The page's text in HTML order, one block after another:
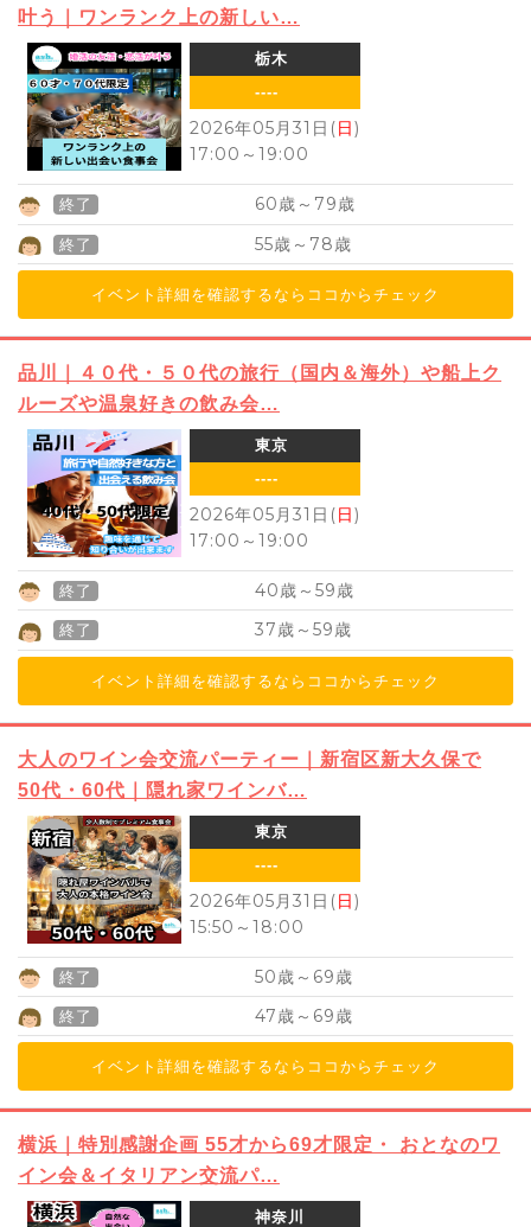
叶う｜ワンランク上の新しい…
栃木
----
2026年05月31日(日)
17:00 ～ 19:00
終了 60歳～ 79歳
終了 55歳～ 78歳
イベント詳細を確認するならココからチェック
品川｜４０代・５０代の旅行（国内＆海外）や船上ク
ルーズや温泉好きの飲み会…
東京
----
2026年05月31日(日)
17:00 ～ 19:00
終了 40歳～ 59歳
終了 37歳～ 59歳
イベント詳細を確認するならココからチェック
大人のワイン会交流パーティー｜新宿区新大久保で
50代・60代｜隠れ家ワインバ…
東京
----
2026年05月31日(日)
15:50 ～ 18:00
終了 50歳～ 69歳
終了 47歳～ 69歳
イベント詳細を確認するならココからチェック
横浜｜特別感謝企画 55才から69才限定・ おとなのワ
イン会＆イタリアン交流パ…
神奈川